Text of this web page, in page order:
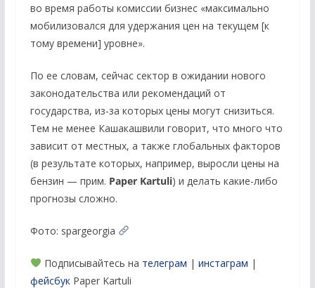
во время работы комиссии бизнес «максимально
мобилизовался для удержания цен на текущем [к
тому времени] уровне».
По ее словам, сейчас сектор в ожидании нового
законодательства или рекомендаций от
государства, из-за которых цены могут снизиться.
Тем не менее Кашакашвили говорит, что много что
зависит от местных, а также глобальных факторов
(в результате которых, например, выросли цены на
бензин — прим. Paper Kartuli) и делать какие-либо
прогнозы сложно.
Фото: spargeorgia
Подписывайтесь на телеграм | инстаграм |
фейсбукPaper Kartuli